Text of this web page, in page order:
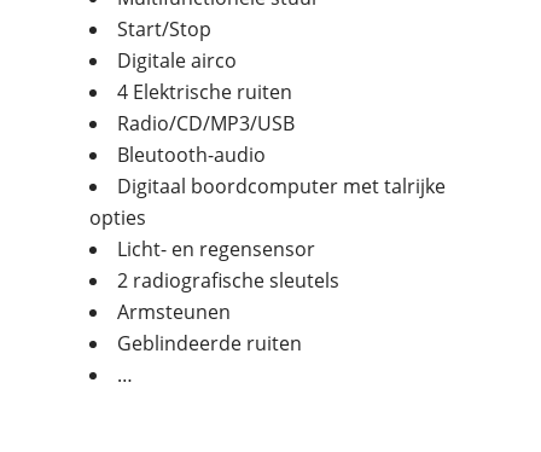
Start/Stop
Digitale airco
4 Elektrische ruiten
Radio/CD/MP3/USB
Bleutooth-audio
Digitaal boordcomputer met talrijke
opties
Licht- en regensensor
2 radiografische sleutels
Armsteunen
Geblindeerde ruiten
…